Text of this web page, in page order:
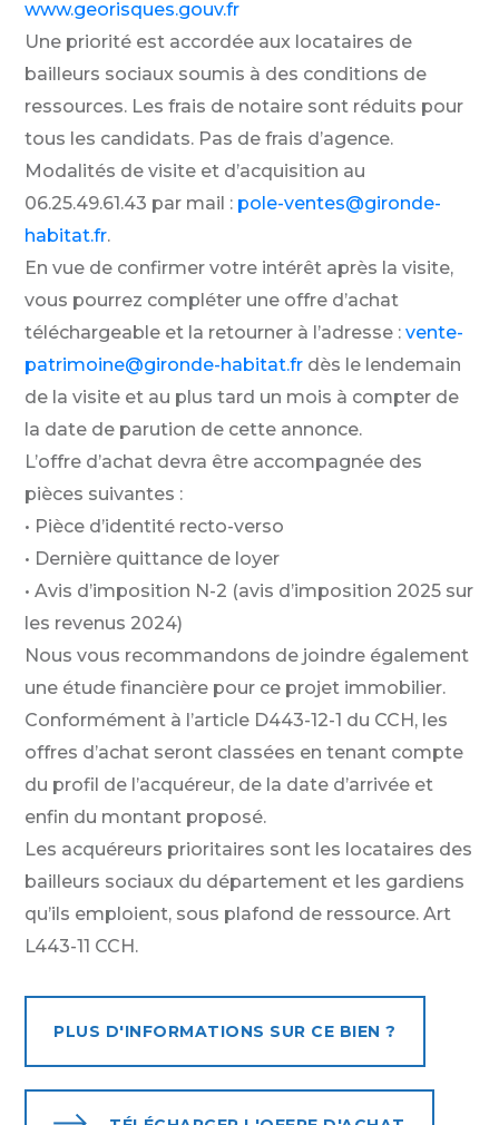
www.georisques.gouv.fr
Une priorité est accordée aux locataires de
bailleurs sociaux soumis à des conditions de
ressources. Les frais de notaire sont réduits pour
tous les candidats. Pas de frais d’agence.
Modalités de visite et d’acquisition au
06.25.49.61.43 par mail : pole-ventes@gironde-
habitat.fr.
En vue de confirmer votre intérêt après la visite,
vous pourrez compléter une offre d’achat
téléchargeable et la retourner à l’adresse :vente-
patrimoine@gironde-habitat.fr dès le lendemain
de la visite et au plus tard un mois à compter de
la date de parution de cette annonce.
L’offre d’achat devra être accompagnée des
pièces suivantes :
• Pièce d’identité recto-verso
• Dernière quittance de loyer
• Avis d’imposition N-2 (avis d’imposition 2025 sur
les revenus 2024)
Nous vous recommandons de joindre également
une étude financière pour ce projet immobilier.
Conformément à l’article D443-12-1 du CCH, les
offres d’achat seront classées en tenant compte
du profil de l’acquéreur, de la date d’arrivée et
enfin du montant proposé.
Les acquéreurs prioritaires sont les locataires des
bailleurs sociaux du département et les gardiens
qu’ils emploient, sous plafond de ressource. Art
L443-11 CCH.
PLUS D'INFORMATIONS SUR CE BIEN ?